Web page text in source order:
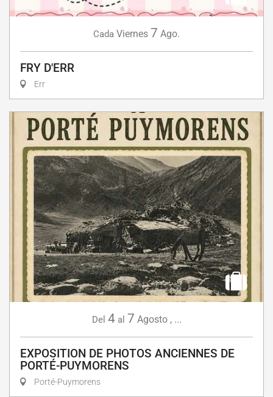
Cada Viernes 7 Ago.
FRY D'ERR
Err
Del 4 al 7 Agosto, ...
EXPOSITION DE PHOTOS ANCIENNES DE
PORTÉ-PUYMORENS
Porté-Puymorens